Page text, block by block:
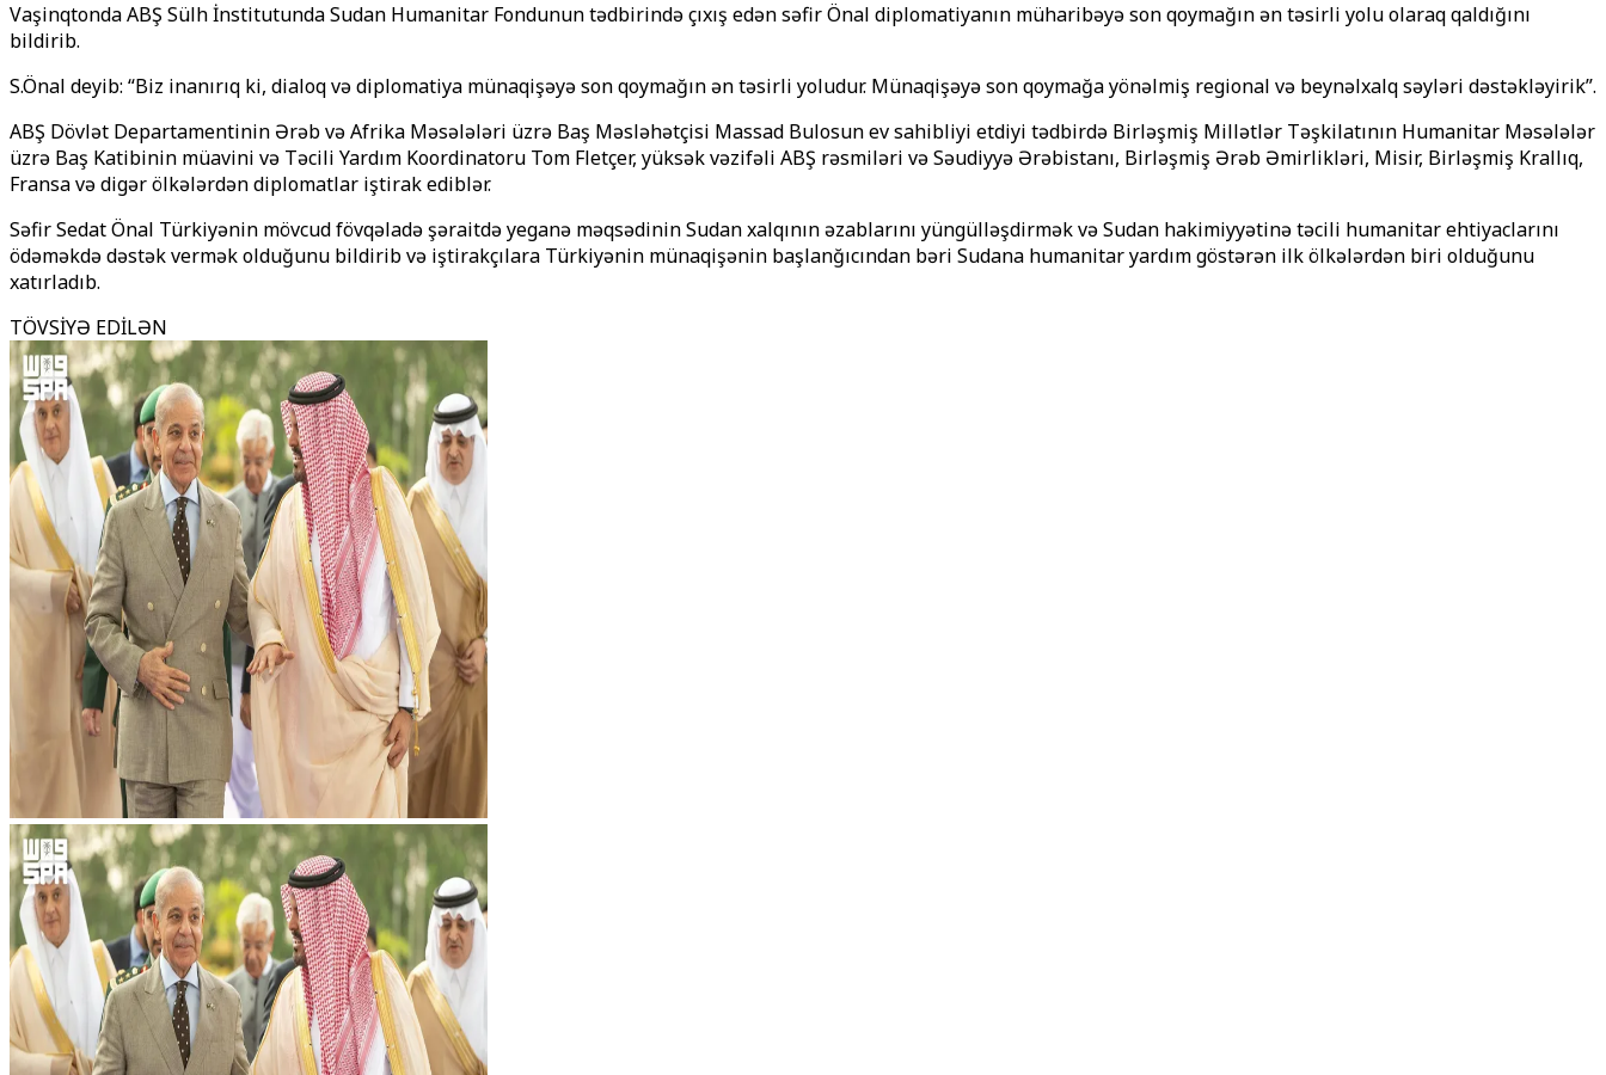
Vaşinqtonda ABŞ Sülh İnstitutunda Sudan Humanitar Fondunun tədbirində çıxış edən səfir Önal diplomatiyanın müharibəyə son qoymağın ən təsirli yolu olaraq qaldığını
bildirib.
S.Önal deyib: “Biz inanırıq ki, dialoq və diplomatiya münaqişəyə son qoymağın ən təsirli yoludur. Münaqişəyə son qoymağa yönəlmiş regional və beynəlxalq səyləri dəstəkləyirik”.
ABŞ Dövlət Departamentinin Ərəb və Afrika Məsələləri üzrə Baş Məsləhətçisi Massad Bulosun ev sahibliyi etdiyi tədbirdə Birləşmiş Millətlər Təşkilatının Humanitar Məsələlər
üzrə Baş Katibinin müavini və Təcili Yardım Koordinatoru Tom Fletçer, yüksək vəzifəli ABŞ rəsmiləri və Səudiyyə Ərəbistanı, Birləşmiş Ərəb Əmirlikləri, Misir, Birləşmiş Krallıq,
Fransa və digər ölkələrdən diplomatlar iştirak ediblər.
Səfir Sedat Önal Türkiyənin mövcud fövqəladə şəraitdə yeganə məqsədinin Sudan xalqının əzablarını yüngülləşdirmək və Sudan hakimiyyətinə təcili humanitar ehtiyaclarını
ödəməkdə dəstək vermək olduğunu bildirib və iştirakçılara Türkiyənin münaqişənin başlanğıcından bəri Sudana humanitar yardım göstərən ilk ölkələrdən biri olduğunu
xatırladıb.
TÖVSİYƏ EDİLƏN